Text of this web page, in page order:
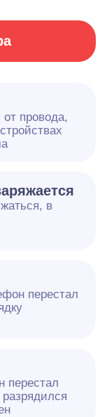
провода,
в
перестал
перестал